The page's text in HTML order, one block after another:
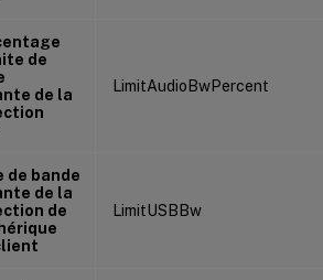
de
de la
LimitAudioBwPercent
de bande
de la
de
LimitUSBBw